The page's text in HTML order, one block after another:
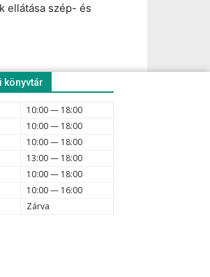
ellátása szép- és
könyvtár
10:00 — 18:00
10:00 — 18:00
10:00 — 18:00
13:00 — 18:00
10:00 — 18:00
10:00 — 16:00
Zárva